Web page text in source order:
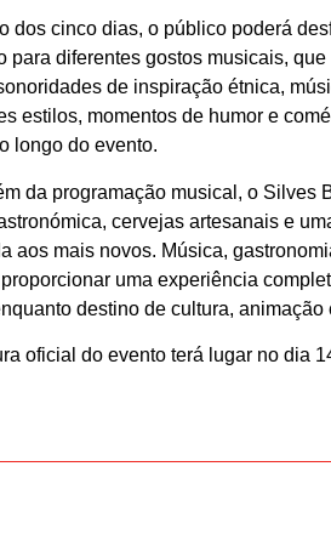
dos cinco dias, o público poderá
para diferentes gostos musicais,
de inspiração étnica,
estilos, momentos de humor e
longo do evento.
da programação musical, o Silves
cervejas artesanais e
aos mais novos. Música,
uma experiência
destino de cultura, animação
oficial do evento terá lugar no dia